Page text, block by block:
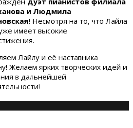
и Людмила
Несмотря на то, что Лайла
имеет высокие
Лайлу и её наставника
Желаем ярких творческих идей и
в дальнейшей